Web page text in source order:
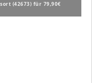
(42673) für 79,90€